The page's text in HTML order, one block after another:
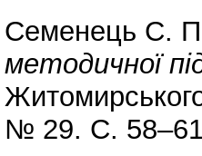
Семенець С.
методичної
№ 29. С.